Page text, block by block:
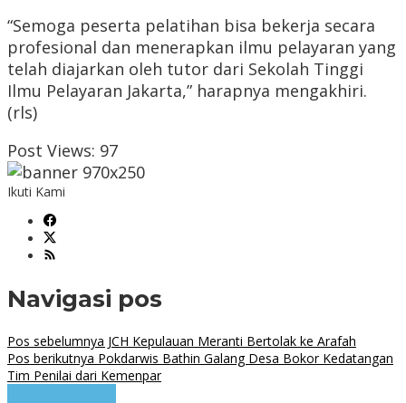
“Semoga peserta pelatihan bisa bekerja secara
profesional dan menerapkan ilmu pelayaran yang
telah diajarkan oleh tutor dari Sekolah Tinggi
Ilmu Pelayaran Jakarta,” harapnya mengakhiri.
(rls)
Post Views: 97
Ikuti Kami
Navigasi pos
Pos sebelumnya JCH Kepulauan Meranti Bertolak ke Arafah
Pos berikutnya Pokdarwis Bathin Galang Desa Bokor Kedatangan
Tim Penilai dari Kemenpar